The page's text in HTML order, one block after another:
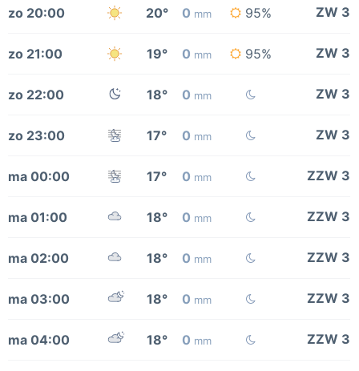
zo 20:00 20° 0 mm 95% ZW 3
zo 21:00 19° 0 mm 95% ZW 3
zo 22:00 18° 0 mm ZW 3
zo 23:00 17° 0 mm ZW 3
ma 00:00 17° 0 mm ZZW 3
ma 01:00 18° 0 mm ZZW 3
ma 02:00 18° 0 mm ZZW 3
ma 03:00 18° 0 mm ZZW 3
ma 04:00 18° 0 mm ZZW 3